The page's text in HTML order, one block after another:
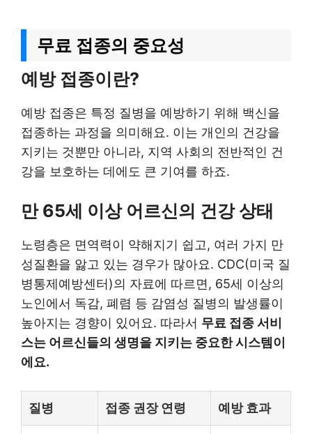
무료 접종의 중요성
예방 접종이란?
예방 접종은 특정 질병을 예방하기 위해 백신을
접종하는 과정을 의미해요. 이는 개인의 건강을
지키는 것뿐만 아니라, 지역 사회의 전반적인 건
강을 보호하는 데에도 큰 기여를 하죠.
만 65세 이상 어르신의 건강 상태
노령층은 면역력이 약해지기 쉽고, 여러 가지 만
성질환을 앓고 있는 경우가 많아요. CDC(미국 질
병통제예방센터)의 자료에 따르면, 65세 이상의
노인에서 독감, 폐렴 등 감염성 질병의 발생률이
높아지는 경향이 있어요. 따라서 무료 접종 서비
스는 어르신들의 생명을 지키는 중요한 시스템이
에요.
질병 접종 권장 연령 예방 효과